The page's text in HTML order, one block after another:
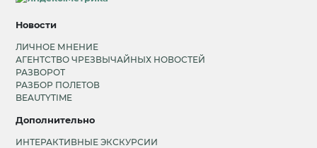
Новости
ЛИЧНОЕ МНЕНИЕ
АГЕНТСТВО ЧРЕЗВЫЧАЙНЫХ НОВОСТЕЙ
РАЗВОРОТ
РАЗБОР ПОЛЕТОВ
BEAUTYTIME
Дополнительно
ИНТЕРАКТИВНЫЕ ЭКСКУРСИИ